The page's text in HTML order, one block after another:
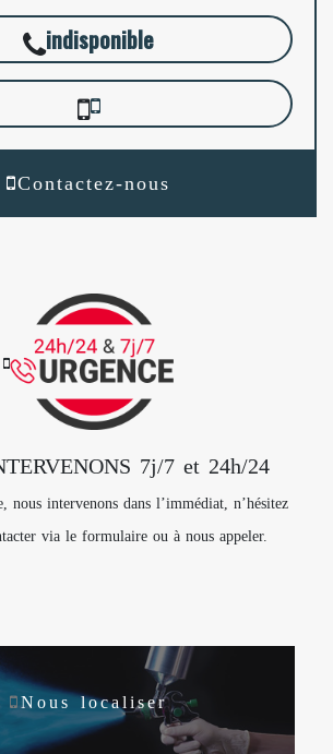
indisponible
Contactez-nous
7j/7 et 24h/24
nous intervenons dans l’immédiat, n’hésitez
via le formulaire ou à nous appeler.
Nous localiser